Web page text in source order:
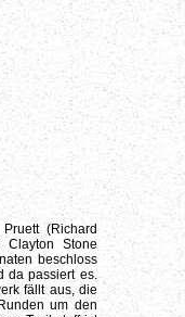
(Richard
Clayton Stone
beschloss
da passiert es.
fällt aus, die
um den